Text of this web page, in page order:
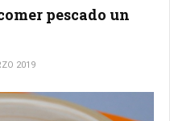
pescado un
2019